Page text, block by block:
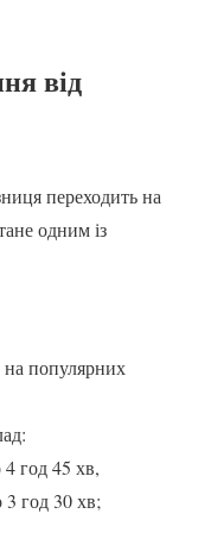
від
переходить на
одним із
на популярних
год 45 хв,
год 30 хв;